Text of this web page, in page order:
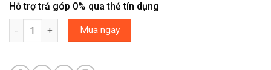
Hỗ trợ trả góp 0% qua thẻ tín dụng
Tủ lạnh Sharp Inverter 401 lít SJ-FXP480V-SL số lượng
Mua ngay